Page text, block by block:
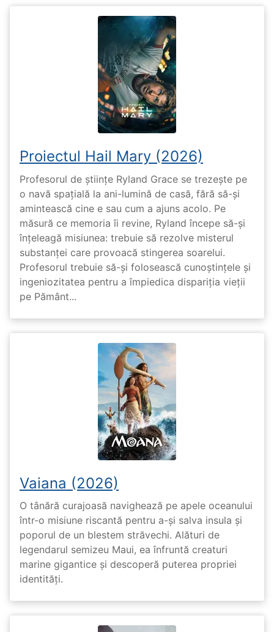
Proiectul Hail Mary (2026)
Profesorul de științe Ryland Grace se trezește pe
o navă spațială la ani-lumină de casă, fără să-și
amintească cine e sau cum a ajuns acolo. Pe
măsură ce memoria îi revine, Ryland începe să-și
înțeleagă misiunea: trebuie să rezolve misterul
substanței care provoacă stingerea soarelui.
Profesorul trebuie să-și folosească cunoștințele și
ingeniozitatea pentru a împiedica dispariția vieții
pe Pământ...
Vaiana (2026)
O tânără curajoasă navighează pe apele oceanului
într-o misiune riscantă pentru a-și salva insula și
poporul de un blestem străvechi. Alături de
legendarul semizeu Maui, ea înfruntă creaturi
marine gigantice și descoperă puterea propriei
identități.